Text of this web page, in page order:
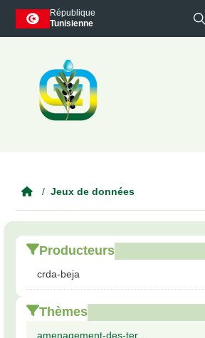
Skip to main content
République
Tunisienne
Jeux de données
Producteurs
crda-beja
Thèmes
amenagement-des-ter...